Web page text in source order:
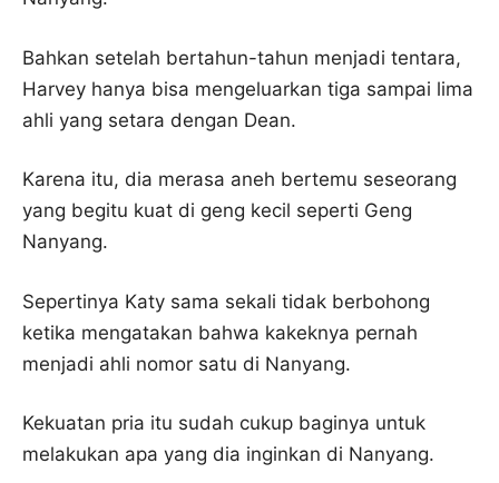
Bahkan setelah bertahun-tahun menjadi tentara,
Harvey hanya bisa mengeluarkan tiga sampai lima
ahli yang setara dengan Dean.
Karena itu, dia merasa aneh bertemu seseorang
yang begitu kuat di geng kecil seperti Geng
Nanyang.
Sepertinya Katy sama sekali tidak berbohong
ketika mengatakan bahwa kakeknya pernah
menjadi ahli nomor satu di Nanyang.
Kekuatan pria itu sudah cukup baginya untuk
melakukan apa yang dia inginkan di Nanyang.